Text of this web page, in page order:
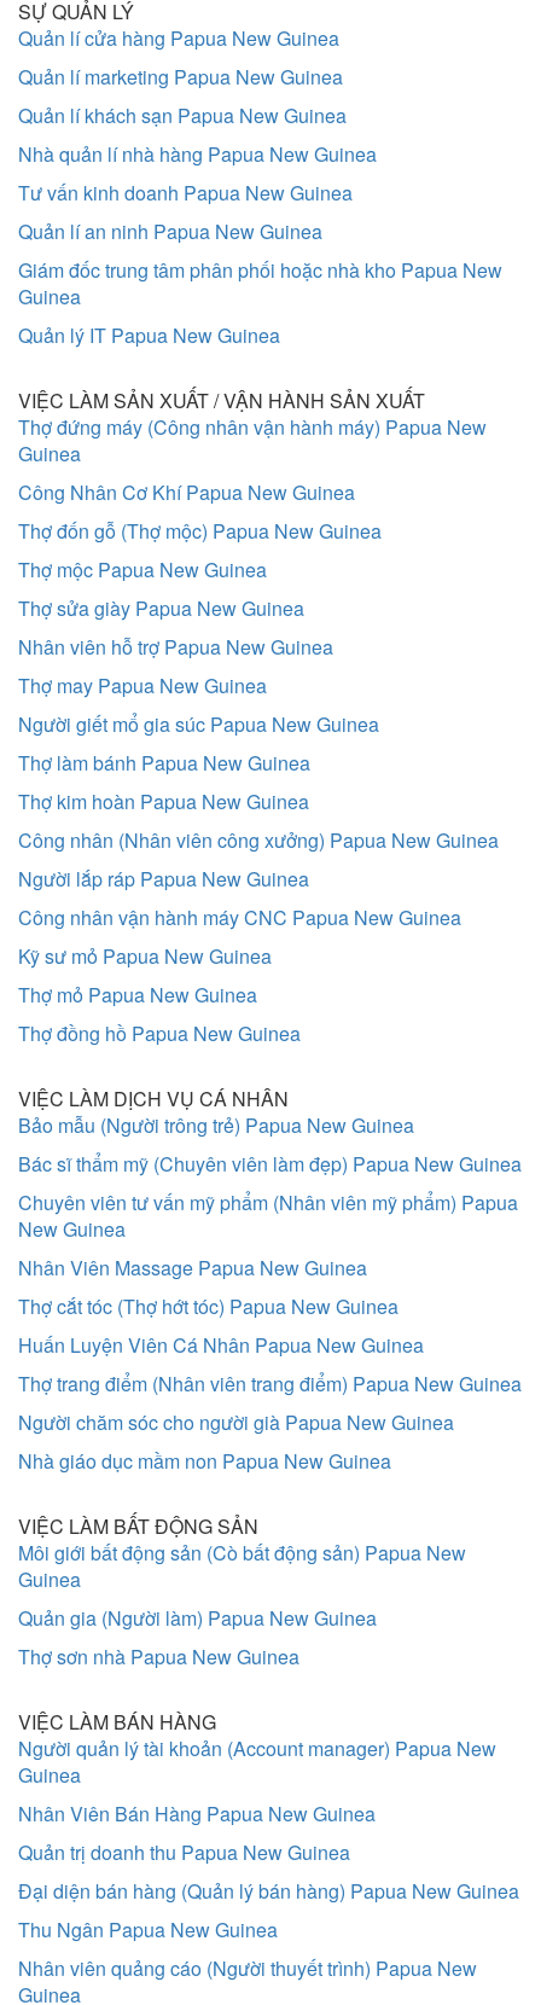
SỰ QUẢN LÝ
Quản lí cửa hàng Papua New Guinea
Quản lí marketing Papua New Guinea
Quản lí khách sạn Papua New Guinea
Nhà quản lí nhà hàng Papua New Guinea
Tư vấn kinh doanh Papua New Guinea
Quản lí an ninh Papua New Guinea
Giám đốc trung tâm phân phối hoặc nhà kho Papua New
Guinea
Quản lý IT Papua New Guinea
VIỆC LÀM SẢN XUẤT / VẬN HÀNH SẢN XUẤT
Thợ đứng máy (Công nhân vận hành máy) Papua New
Guinea
Công Nhân Cơ Khí Papua New Guinea
Thợ đốn gỗ (Thợ mộc) Papua New Guinea
Thợ mộc Papua New Guinea
Thợ sửa giày Papua New Guinea
Nhân viên hỗ trợ Papua New Guinea
Thợ may Papua New Guinea
Người giết mổ gia súc Papua New Guinea
Thợ làm bánh Papua New Guinea
Thợ kim hoàn Papua New Guinea
Công nhân (Nhân viên công xưởng) Papua New Guinea
Người lắp ráp Papua New Guinea
Công nhân vận hành máy CNC Papua New Guinea
Kỹ sư mỏ Papua New Guinea
Thợ mỏ Papua New Guinea
Thợ đồng hồ Papua New Guinea
VIỆC LÀM DỊCH VỤ CÁ NHÂN
Bảo mẫu (Người trông trẻ) Papua New Guinea
Bác sĩ thẩm mỹ (Chuyên viên làm đẹp) Papua New Guinea
Chuyên viên tư vấn mỹ phẩm (Nhân viên mỹ phẩm) Papua
New Guinea
Nhân Viên Massage Papua New Guinea
Thợ cắt tóc (Thợ hớt tóc) Papua New Guinea
Huấn Luyện Viên Cá Nhân Papua New Guinea
Thợ trang điểm (Nhân viên trang điểm) Papua New Guinea
Người chăm sóc cho người già Papua New Guinea
Nhà giáo dục mầm non Papua New Guinea
VIỆC LÀM BẤT ĐỘNG SẢN
Môi giới bất động sản (Cò bất động sản) Papua New
Guinea
Quản gia (Người làm) Papua New Guinea
Thợ sơn nhà Papua New Guinea
VIỆC LÀM BÁN HÀNG
Người quản lý tài khoản (Account manager) Papua New
Guinea
Nhân Viên Bán Hàng Papua New Guinea
Quản trị doanh thu Papua New Guinea
Đại diện bán hàng (Quản lý bán hàng) Papua New Guinea
Thu Ngân Papua New Guinea
Nhân viên quảng cáo (Người thuyết trình) Papua New
Guinea